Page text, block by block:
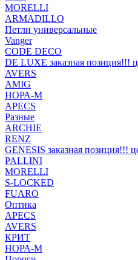
MORELLI
ARMADILLO
Петли универсальные
Vanger
CODE DECO
DE LUXE заказная позиция!!!
AVERS
AMIG
НОРА-М
APECS
Разные
ARCHIE
RENZ
GENESIS заказная позиция!!!
PALLINI
MORELLI
S-LOCKED
FUARO
Оптика
APECS
AVERS
КРИТ
НОРА-М